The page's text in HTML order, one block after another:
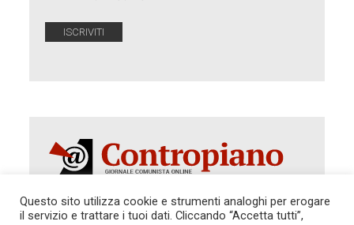
Questo sito utilizza cookie e strumenti analoghi per erogare
il servizio e trattare i tuoi dati. Cliccando “Accetta tutti”,